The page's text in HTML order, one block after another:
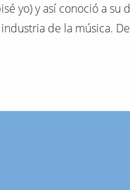
yo) y así conoció a su
de la música.